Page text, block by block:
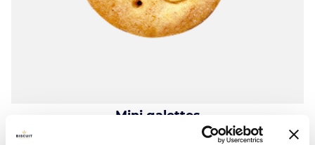
Mini galettes